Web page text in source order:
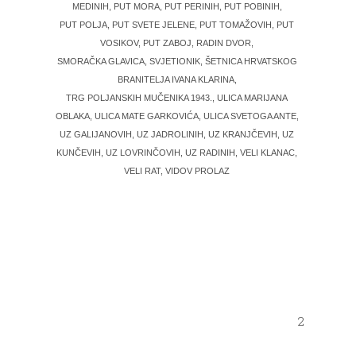
MEDINIH, PUT MORA, PUT PERINIH, PUT POBINIH,
PUT POLJA, PUT SVETE JELENE, PUT TOMAŽOVIH, PUT
VOSIKOV, PUT ZABOJ, RADIN DVOR,
SMORAČKA GLAVICA, SVJETIONIK, ŠETNICA HRVATSKOG
BRANITELJA IVANA KLARINA,
TRG POLJANSKIH MUČENIKA 1943., ULICA MARIJANA
OBLAKA, ULICA MATE GARKOVIĆA, ULICA SVETOGA ANTE,
UZ GALIJANOVIH, UZ JADROLINIH, UZ KRANJČEVIH, UZ
KUNČEVIH, UZ LOVRINČOVIH, UZ RADINIH, VELI KLANAC,
VELI RAT, VIDOV PROLAZ
2